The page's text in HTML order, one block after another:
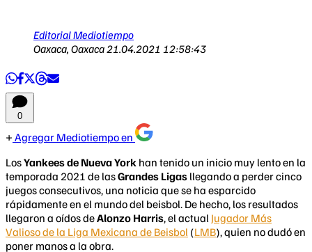
Editorial Mediotiempo
Oaxaca, Oaxaca21.04.2021 12:58:43
0
Agregar Mediotiempo en
LosYankees de Nueva York han tenido un inicio muy lento en la
temporada 2021 de lasGrandes Ligas llegando a perder cinco
juegos consecutivos, una noticia que se ha esparcido
rápidamente en el mundo del beisbol. De hecho, los resultados
llegaron a oídos deAlonzo Harris, el actual Jugador Más
Valioso de la Liga Mexicana de Beisbol (LMB), quien no dudó en
poner manos a la obra.